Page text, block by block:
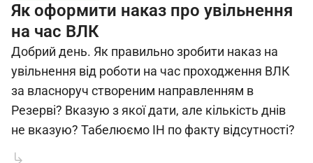
Як оформити наказ про увільнення
на час ВЛК
Добрий день. Як правильно зробити наказ на
увільнення від роботи на час проходження ВЛК
за власноруч створеним направленням в
Резерві? Вказую з якої дати, але кількість днів
не вказую? Табелюємо ІН по факту відсутності?